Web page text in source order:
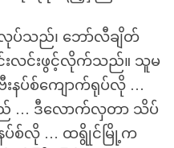
သည်၊ ဘော်လီချိတ်
းလင်းဖွင့်လိုက်သည်။ သူမ
းနပ်စ်ကျောက်ရုပ်လို …
ည် … ဒီလောက်လှတာ သိပ်
နပ်စ်လို … ထရွိုင်မြို့က